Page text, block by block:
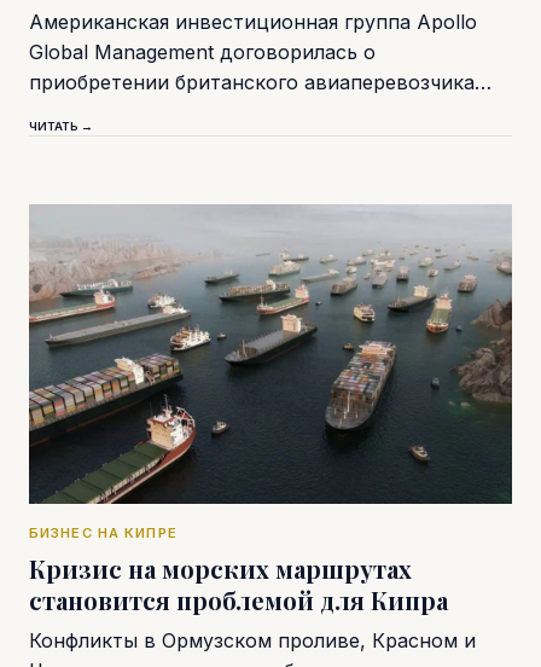
Американская инвестиционная группа Apollo
Global Management договорилась о
приобретении британского авиаперевозчика…
ЧИТАТЬ →
БИЗНЕС НА КИПРЕ
Кризис на морских маршрутах
становится проблемой для Кипра
Конфликты в Ормузском проливе, Красном и